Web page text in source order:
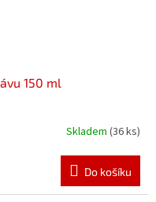
150 ml
Skladem (36 ks)
Do košíku